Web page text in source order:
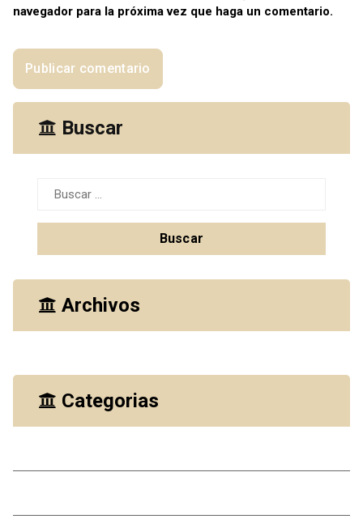
navegador para la próxima vez que haga un comentario.
Buscar
Buscar:
Archivos
Categorias